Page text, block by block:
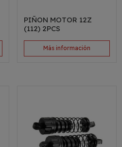
PIÑON MOTOR 12Z
(112) 2PCS
Más información